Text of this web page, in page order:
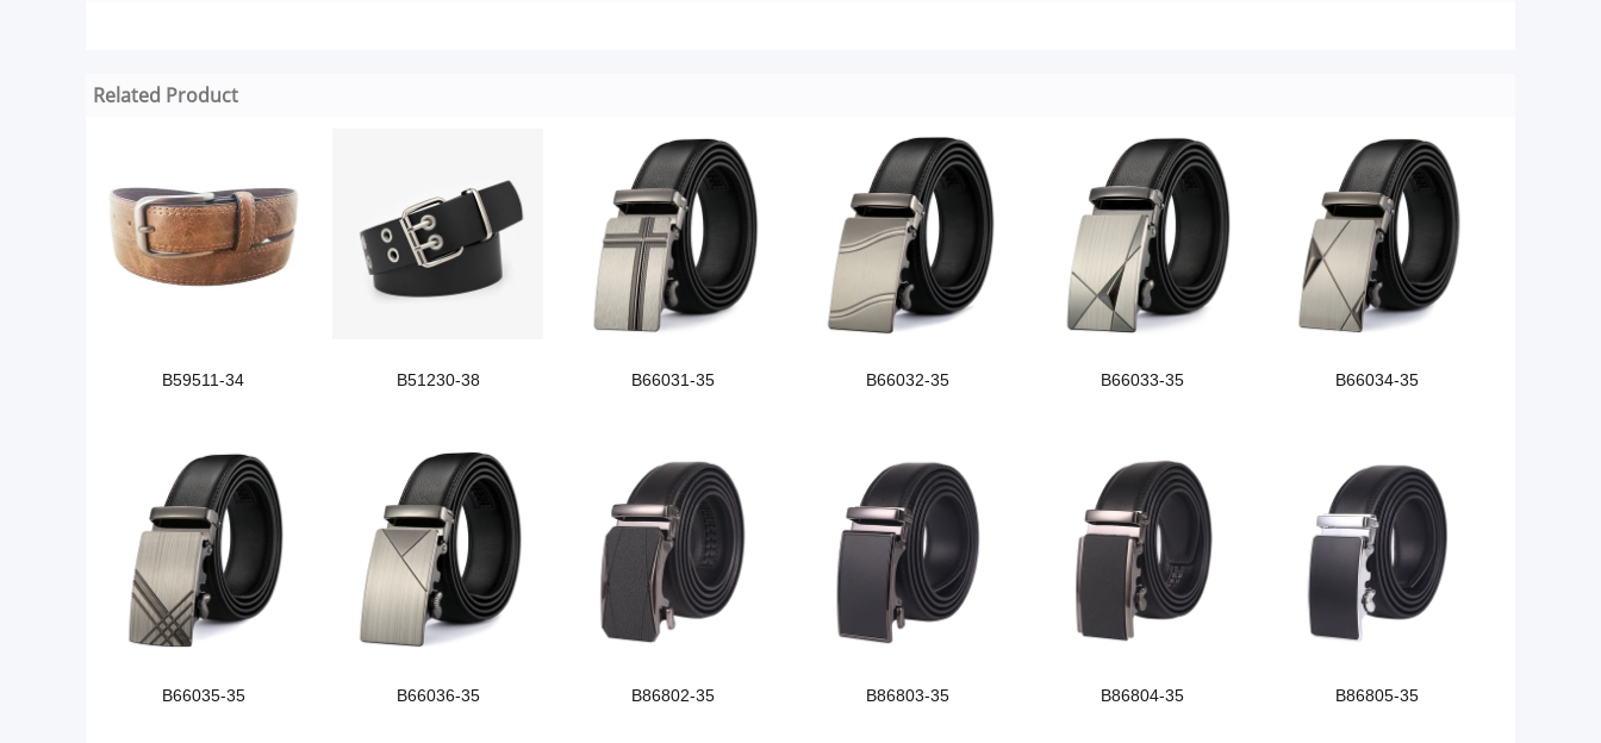
Related Product
B59511-34 B51230-38 B66031-35 B66032-35 B66033-35 B66034-35
B66035-35 B66036-35 B86802-35 B86803-35 B86804-35 B86805-35